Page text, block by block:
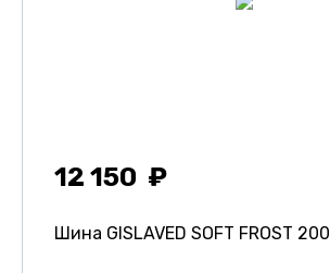
12 150
Шина GISLAVED SOFT FROST 200